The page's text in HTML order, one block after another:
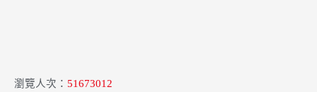
瀏覽人次： 51673012